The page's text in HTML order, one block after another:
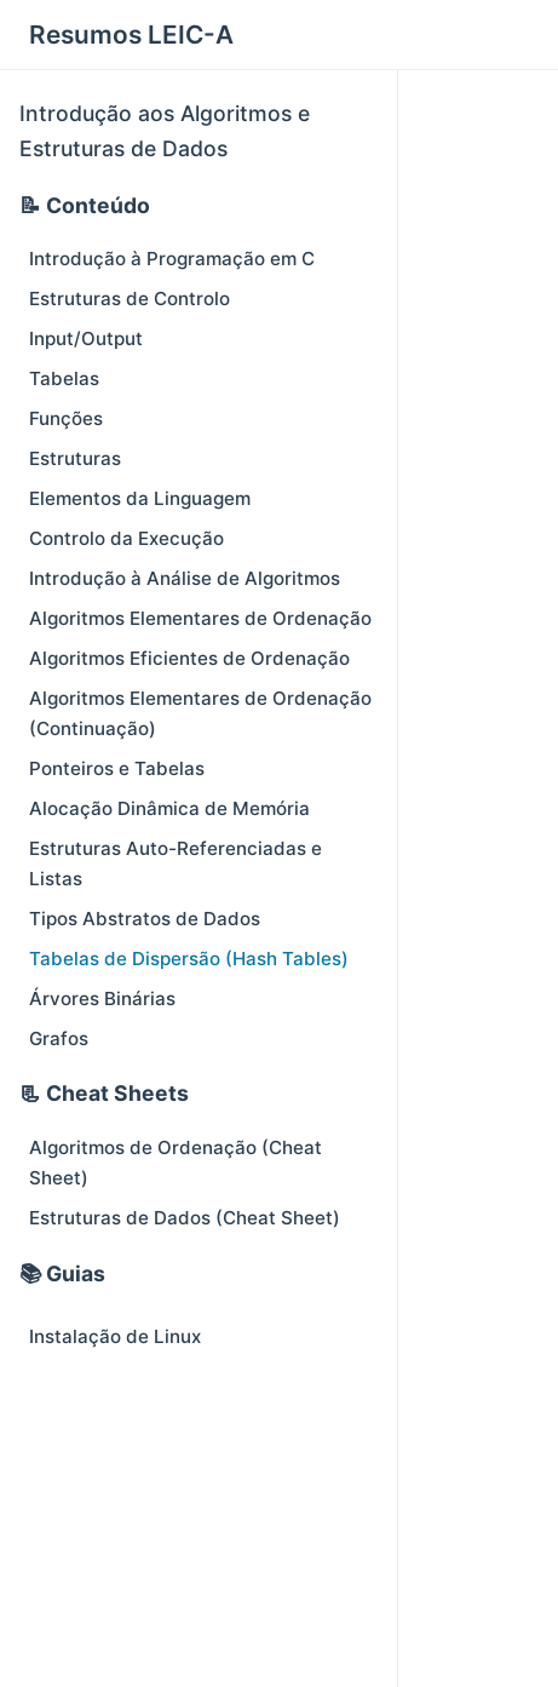
Resumos LEIC-A
Introdução aos Algoritmos e
Estruturas de Dados
📝 Conteúdo
Introdução à Programação em C
Estruturas de Controlo
Input/Output
Tabelas
Funções
Estruturas
Elementos da Linguagem
Controlo da Execução
Introdução à Análise de Algoritmos
Algoritmos Elementares de Ordenação
Algoritmos Eficientes de Ordenação
Algoritmos Elementares de Ordenação
(Continuação)
Ponteiros e Tabelas
Alocação Dinâmica de Memória
Estruturas Auto-Referenciadas e
Listas
Tipos Abstratos de Dados
Tabelas de Dispersão (Hash Tables)
Árvores Binárias
Grafos
📃 Cheat Sheets
Algoritmos de Ordenação (Cheat
Sheet)
Estruturas de Dados (Cheat Sheet)
📚 Guias
Instalação de Linux